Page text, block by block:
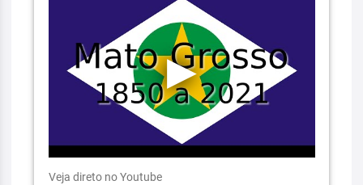
Veja direto no Youtube